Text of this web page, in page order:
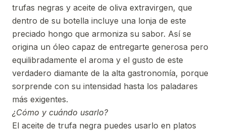
trufas negras y aceite de oliva extravirgen, que
dentro de su botella incluye una lonja de este
preciado hongo que armoniza su sabor. Así se
origina un óleo capaz de entregarte generosa pero
equilibradamente el aroma y el gusto de este
verdadero diamante de la alta gastronomía, porque
sorprende con su intensidad hasta los paladares
más exigentes.
¿Cómo y cuándo usarlo?
El aceite de trufa negra puedes usarlo en platos